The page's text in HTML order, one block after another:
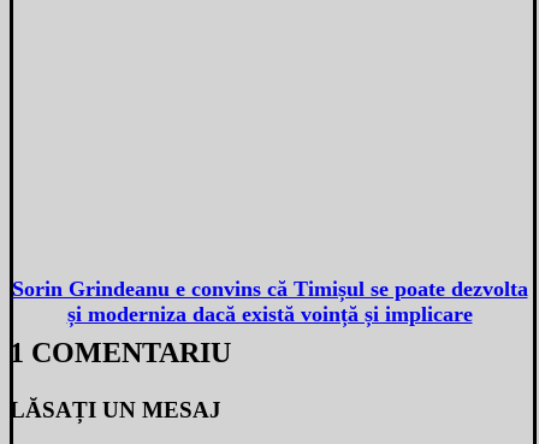
Sorin Grindeanu e convins că Timișul se poate dezvolta
și moderniza dacă există voință și implicare
1 COMENTARIU
LĂSAȚI UN MESAJ